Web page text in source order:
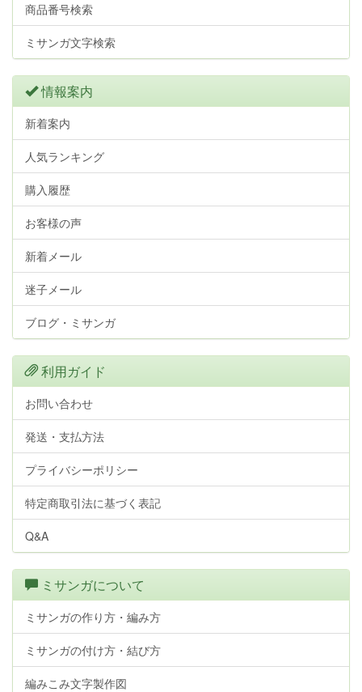
商品番号検索
ミサンガ文字検索
情報案内
新着案内
人気ランキング
購入履歴
お客様の声
新着メール
迷子メール
ブログ・ミサンガ
利用ガイド
お問い合わせ
発送・支払方法
プライバシーポリシー
特定商取引法に基づく表記
Q&A
ミサンガについて
ミサンガの作り方・編み方
ミサンガの付け方・結び方
編みこみ文字製作図